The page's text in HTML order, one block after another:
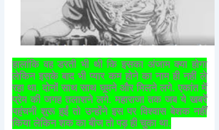
हालांकि वह डरती भी थी कि इसका अंजाम क्या होगा
लेकिन इसके बाद भी प्यार कम होने का नाम ही नहीं ले
रहा था.दोनों साथ साथ घूमने और मिलने लगे.एकांत में
प्रेम की जगह तलाशने लगे.महाराजा तक जब ये खबरें
पहुंचनी शुरू हुईं तो उन्होंने इस पर विश्वास बेशक नहीं
किया लेकिन शक का बीज तो पड़ ही चुका था.